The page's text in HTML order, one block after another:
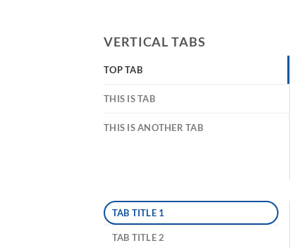
VERTICAL TABS
TOP TAB
THIS IS TAB
THIS IS ANOTHER TAB
TAB TITLE 1
TAB TITLE 2